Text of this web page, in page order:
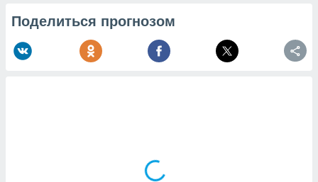
Поделиться прогнозом